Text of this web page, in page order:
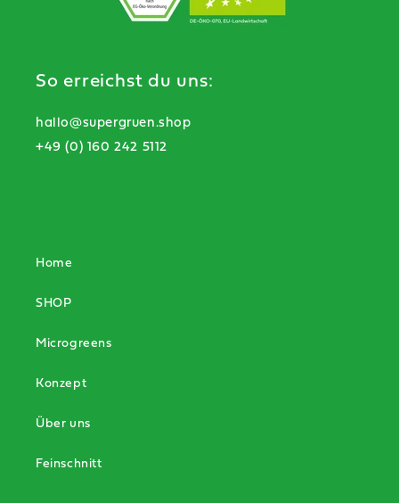
So erreichst du uns:
hallo@supergruen.shop
+49 (0) 160 242 5112
Home
SHOP
Microgreens
Konzept
Über uns
Feinschnitt